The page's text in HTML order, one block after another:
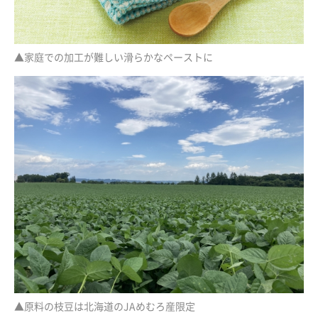
▲家庭での加工が難しい滑らかなペーストに
▲原料の枝豆は北海道のJAめむろ産限定